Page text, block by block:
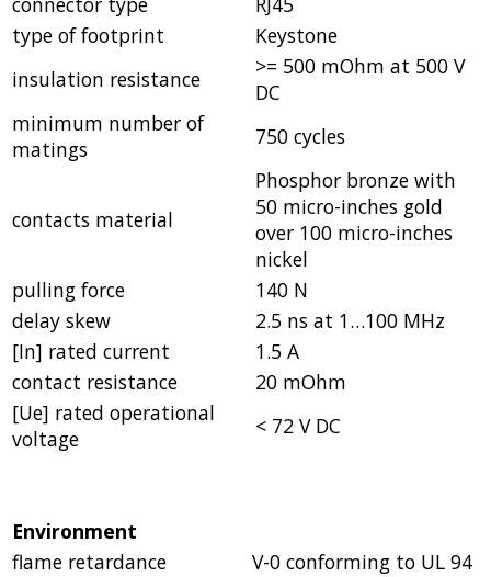
type of footprint
Keystone
insulation resistance
>= 500 mOhm at 500 V
DC
minimum number of
matings
750 cycles
contacts material
Phosphor bronze with
50 micro-inches gold
over 100 micro-inches
nickel
pulling force
140 N
delay skew
2.5 ns at 1…100 MHz
[In] rated current
1.5 A
contact resistance
20 mOhm
[Ue] rated operational
voltage
< 72 V DC
Environment
flame retardance
V-0 conforming to UL 94